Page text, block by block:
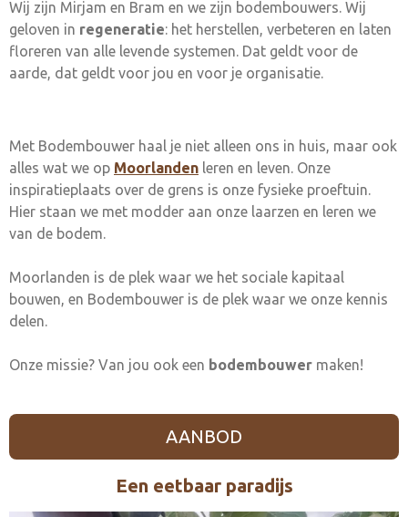
Wij zijn Mirjam en Bram en we zijn bodembouwers. Wij
geloven in regeneratie: het herstellen, verbeteren en laten
floreren van alle levende systemen. Dat geldt voor de
aarde, dat geldt voor jou en voor je organisatie.
Met Bodembouwer haal je niet alleen ons in huis, maar ook
alles wat we op Moorlanden leren en leven. Onze
inspiratieplaats over de grens is onze fysieke proeftuin.
Hier staan we met modder aan onze laarzen en leren we
van de bodem.
Moorlanden is de plek waar we het sociale kapitaal
bouwen, en Bodembouwer is de plek waar we onze kennis
delen.
Onze missie? Van jou ook een bodembouwer maken!
AANBOD
Een eetbaar paradijs